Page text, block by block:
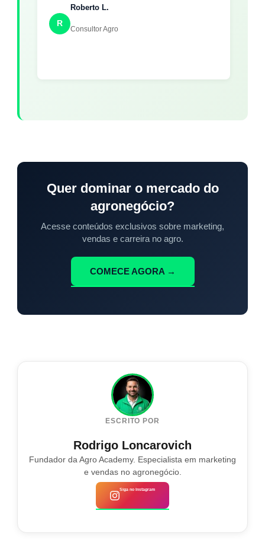
R
Roberto L.
Consultor Agro
Quer dominar o mercado do
agronegócio?
Acesse conteúdos exclusivos sobre marketing,
vendas e carreira no agro.
COMECE AGORA →
ESCRITO POR
Rodrigo Loncarovich
Fundador da Agro Academy. Especialista em marketing
e vendas no agronegócio.
Siga no Instagram